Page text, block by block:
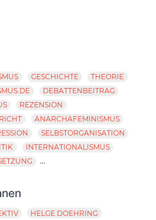
GESCHICHTE
THEORIE
DEBATTENBEITRAG
REZENSION
ANARCHAFEMINISMUS
SELBSTORGANISATION
INTERNATIONALISMUS
...
HELGE DOEHRING